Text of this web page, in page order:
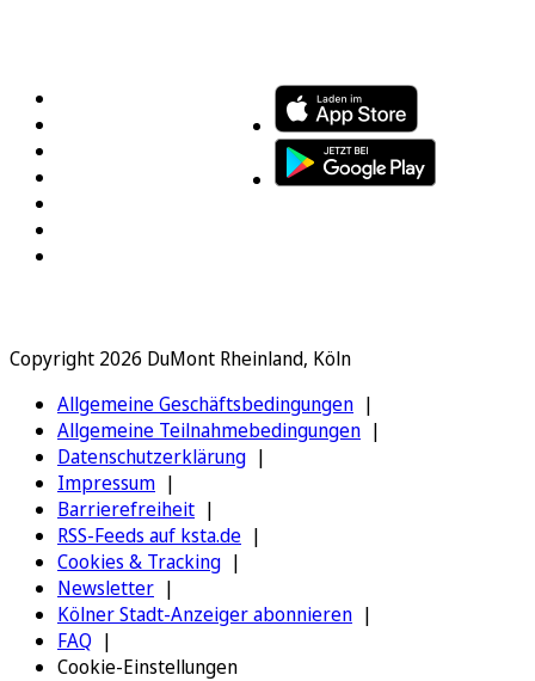
Copyright 2026 DuMont Rheinland, Köln
Allgemeine Geschäftsbedingungen
Allgemeine Teilnahmebedingungen
Datenschutzerklärung
Impressum
Barrierefreiheit
RSS-Feeds auf ksta.de
Cookies & Tracking
Newsletter
Kölner Stadt-Anzeiger abonnieren
FAQ
Cookie-Einstellungen